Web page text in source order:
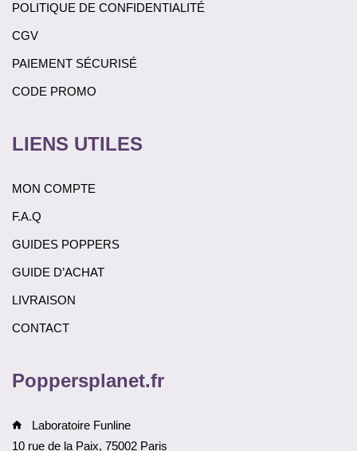
POLITIQUE DE CONFIDENTIALITÉ
CGV
PAIEMENT SÉCURISÉ
CODE PROMO
LIENS UTILES
MON COMPTE
F.A.Q
GUIDES POPPERS
GUIDE D’ACHAT
LIVRAISON
CONTACT
Poppersplanet.fr
Laboratoire Funline
10 rue de la Paix, 75002 Paris